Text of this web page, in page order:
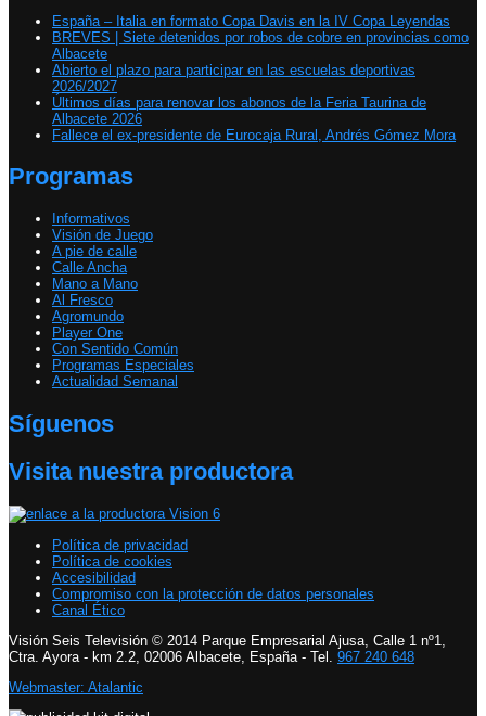
España – Italia en formato Copa Davis en la IV Copa Leyendas
BREVES | Siete detenidos por robos de cobre en provincias como
Albacete
Abierto el plazo para participar en las escuelas deportivas
2026/2027
Últimos días para renovar los abonos de la Feria Taurina de
Albacete 2026
Fallece el ex-presidente de Eurocaja Rural, Andrés Gómez Mora
Programas
Informativos
Visión de Juego
A pie de calle
Calle Ancha
Mano a Mano
Al Fresco
Agromundo
Player One
Con Sentido Común
Programas Especiales
Actualidad Semanal
Síguenos
Visita nuestra productora
Política de privacidad
Política de cookies
Accesibilidad
Compromiso con la protección de datos personales
Canal Ético
Visión Seis Televisión © 2014 Parque Empresarial Ajusa, Calle 1 nº1,
Ctra. Ayora - km 2.2, 02006 Albacete, España - Tel. 967 240 648
Webmaster: Atalantic